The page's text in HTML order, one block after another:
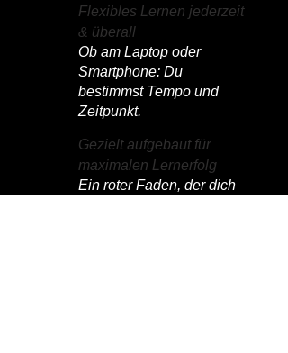
Flexibles Lernen jederzeit
& überall
Ob am Laptop oder
Smartphone: Du
bestimmst Tempo und
Zeitpunkt.
Gezielt aufgebaut für
maximalen Lernerfolg
Ein roter Faden, der dich